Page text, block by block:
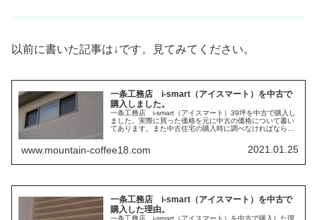
以前に書いた記事は↓です。見てみてください。
一条工務店 i-smart（アイスマート）を中古で
購入しました。
一条工務店 i-smart（アイスマート）39坪を中古で購入し
ました。実際に買った価格を元に中古の価格について書い
てあります。また中古住宅の購入時に調べなければならな
www.mountain-coffee18.com 2021.01.25
一条工務店 i-smart（アイスマート）を中古で
購入した理由。
一条工務店 i-smart（アイスマート）を中古で購入した理